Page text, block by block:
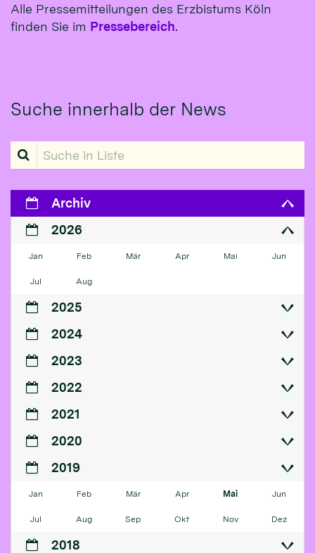
Alle Pressemitteilungen des Erzbistums Köln
finden Sie im Pressebereich.
Suche innerhalb der News
Suche in Liste
Archiv
2026
Jan Feb Mär Apr Mai Jun
Jul Aug
2025
2024
2023
2022
2021
2020
2019
Jan Feb Mär Apr Mai Jun
Jul Aug Sep Okt Nov Dez
2018